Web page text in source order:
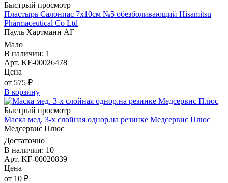
Быстрый просмотр
Пластырь Салонпас 7х10см №5 обезболивающий Hisamitsu
Pharmaceutical Co Ltd
Пауль Хартманн AГ
Мало
В наличии: 1
Арт. KF-00026478
Цена
от 575 ₽
В корзину
Быстрый просмотр
Маска мед. 3-х слойная однор.на резинке Медсервис Плюс
Медсервис Плюс
Достаточно
В наличии: 10
Арт. KF-00020839
Цена
от 10 ₽